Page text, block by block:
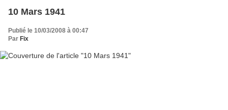
10 Mars 1941
Publié le 10/03/2008 à 00:47
Par Fix